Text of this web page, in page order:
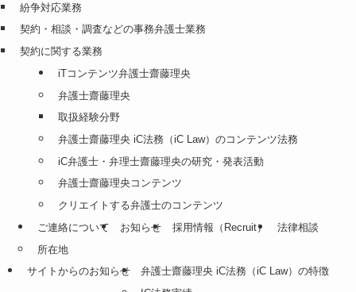
紛争対応業務
契約・相談・調査などの事務弁護士業務
契約に関する業務
iTコンテンツ弁護士齋藤理央
弁護士齋藤理央
取扱経験分野
弁護士齋藤理央 iC法務（iC Law）のコンテンツ法務
iC弁護士・弁理士齋藤理央の研究・発表活動
弁護士齋藤理央コンテンツ
クリエイトする弁護士のコンテンツ
ご連絡について
所在地
お知らせ 採用情報（Recruit） 法律相談
サイトからのお知らせ
弁護士齋藤理央 iC法務（iC Law）の特徴